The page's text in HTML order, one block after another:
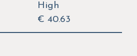
High
€ 40.63